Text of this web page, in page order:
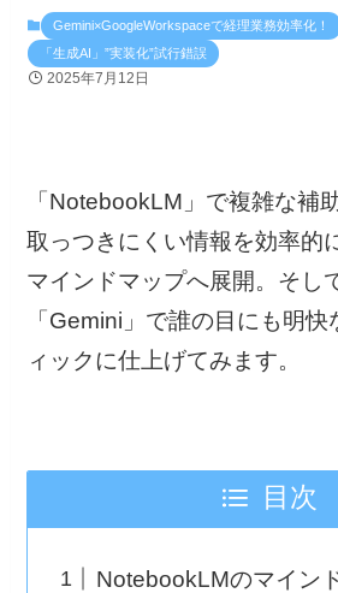
Gemini×GoogleWorkspaceで経理業務効率化！
「生成AI」”実装化”試行錯誤
2025年7月12日
「NotebookLM」で複雑な補
取っつきにくい情報を効率的
マインドマップへ展開。そし
「Gemini」で誰の目にも明
ィックに仕上げてみます。
目次
NotebookLMのマイン